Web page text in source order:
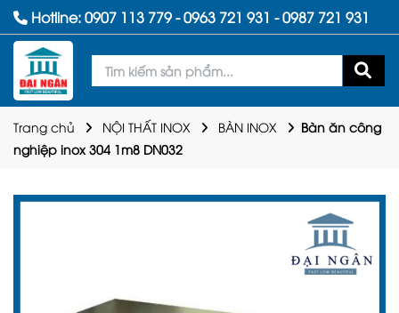
Hotline:0907 113 779-0963 721 931 -0987 721 931
Trang chủ NỘI THẤT INOX BÀN INOX
Bàn ăn công
nghiệp inox 304 1m8 DN032